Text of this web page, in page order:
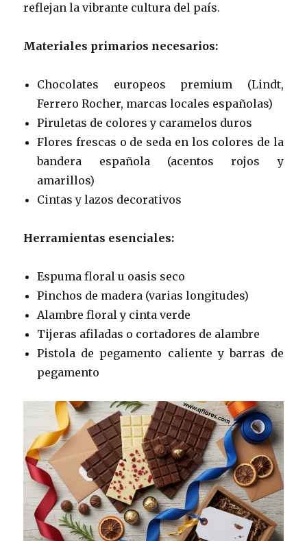
reflejan la vibrante cultura del país.
Materiales primarios necesarios:
Chocolates europeos premium (Lindt,
Ferrero Rocher, marcas locales españolas)
Piruletas de colores y caramelos duros
Flores frescas o de seda en los colores de la
bandera española (acentos rojos y
amarillos)
Cintas y lazos decorativos
Herramientas esenciales:
Espuma floral u oasis seco
Pinchos de madera (varias longitudes)
Alambre floral y cinta verde
Tijeras afiladas o cortadores de alambre
Pistola de pegamento caliente y barras de
pegamento